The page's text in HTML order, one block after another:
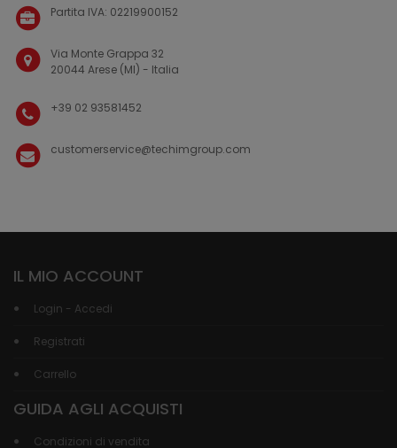
Partita IVA: 02219900152
Via Monte Grappa 32
20044 Arese (MI) - Italia
+39 02 93581452
customerservice@techimgroup.com
IL MIO ACCOUNT
Login - Accedi
Registrati
Carrello
GUIDA AGLI ACQUISTI
Condizioni di vendita